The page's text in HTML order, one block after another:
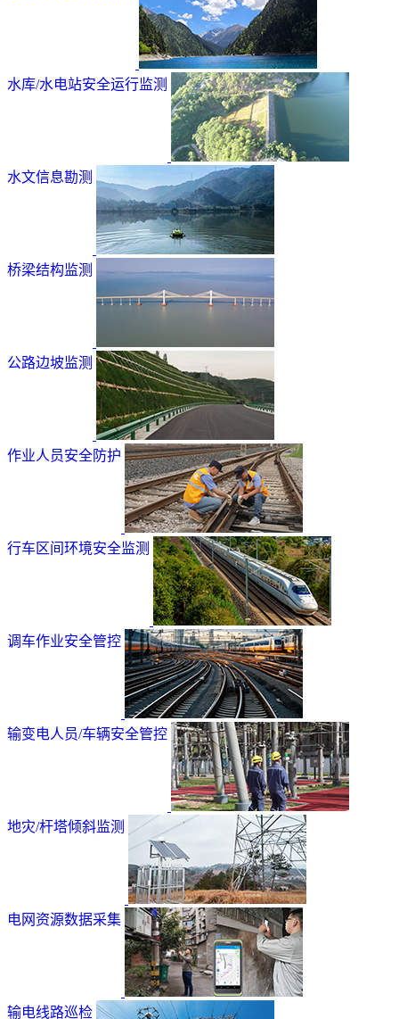
水库/水电站安全运行监测
水文信息勘测
桥梁结构监测
公路边坡监测
作业人员安全防护
行车区间环境安全监测
调车作业安全管控
输变电人员/车辆安全管控
地灾/杆塔倾斜监测
电网资源数据采集
输电线路巡检